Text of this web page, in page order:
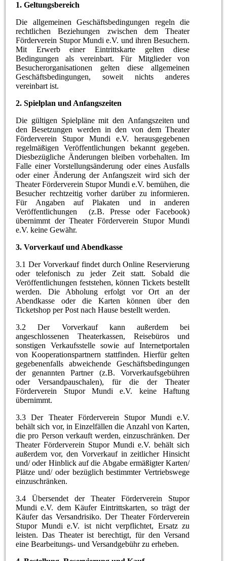
1. Geltungsbereich
Die allgemeinen Geschäftsbedingungen regeln die
rechtlichen Beziehungen zwischen dem Theater
Förderverein Stupor Mundi e.V. und ihren Besuchern.
Mit Erwerb einer Eintrittskarte gelten diese
Bedingungen als vereinbart. Für Mitglieder von
Besucherorganisationen gelten diese allgemeinen
Geschäftsbedingungen, soweit nichts anderes
vereinbart ist.
2. Spielplan und Anfangszeiten
Die gültigen Spielpläne mit den Anfangszeiten und
den Besetzungen werden in den von dem Theater
Förderverein Stupor Mundi e.V. herausgegebenen
regelmäßigen Veröffentlichungen bekannt gegeben.
Diesbezügliche Änderungen bleiben vorbehalten. Im
Falle einer Vorstellungsänderung oder eines Ausfalls
oder einer Änderung der Anfangszeit wird sich der
Theater Förderverein Stupor Mundi e.V. bemühen, die
Besucher rechtzeitig vorher darüber zu informieren.
Für Angaben auf Plakaten und in anderen
Veröffentlichungen (z.B. Presse oder Facebook)
übernimmt der Theater Förderverein Stupor Mundi
e.V. keine Gewähr.
3. Vorverkauf und Abendkasse
3.1 Der Vorverkauf findet durch Online Reservierung
oder telefonisch zu jeder Zeit statt. Sobald die
Veröffentlichungen feststehen, können Tickets bestellt
werden. Die Abholung erfolgt vor Ort an der
Abendkasse oder die Karten können über den
Ticketshop per Post nach Hause bestellt werden.
3.2 Der Vorverkauf kann außerdem bei
angeschlossenen Theaterkassen, Reisebüros und
sonstigen Verkaufsstelle sowie auf Internetportalen
von Kooperationspartnern stattfinden. Hierfür gelten
gegebenenfalls abweichende Geschäftsbedingungen
der genannten Partner (z.B. Vorverkaufsgebühren
oder Versandpauschalen), für die der Theater
Förderverein Stupor Mundi e.V. keine Haftung
übernimmt.
3.3 Der Theater Förderverein Stupor Mundi e.V.
behält sich vor, in Einzelfällen die Anzahl von Karten,
die pro Person verkauft werden, einzuschränken. Der
Theater Förderverein Stupor Mundi e.V. behält sich
außerdem vor, den Vorverkauf in zeitlicher Hinsicht
und/ oder Hinblick auf die Abgabe ermäßigter Karten/
Plätze und/ oder bezüglich bestimmter Vertriebswege
einzuschränken.
3.4 Übersendet der Theater Förderverein Stupor
Mundi e.V. dem Käufer Eintrittskarten, so trägt der
Käufer das Versandrisiko. Der Theater Förderverein
Stupor Mundi e.V. ist nicht verpflichtet, Ersatz zu
leisten. Das Theater ist berechtigt, für den Versand
eine Bearbeitungs- und Versandgebühr zu erheben.